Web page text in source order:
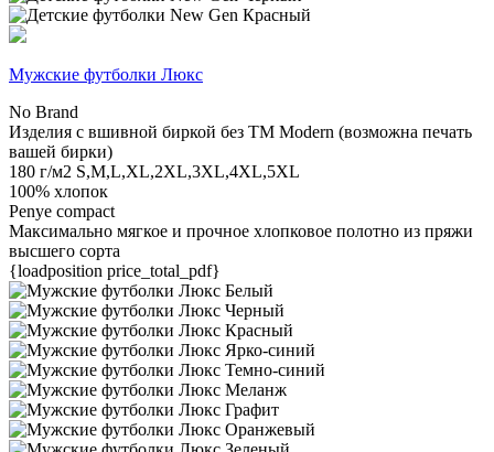
Мужские футболки Люкс
No Brand
Изделия с вшивной биркой без TM Modern (возможна печать
вашей бирки)
180 г/м2 S,M,L,XL,2XL,3XL,4XL,5XL
100% хлопок
Penye compact
Максимально мягкое и прочное хлопковое полотно из пряжи
высшего сорта
{loadposition price_total_pdf}